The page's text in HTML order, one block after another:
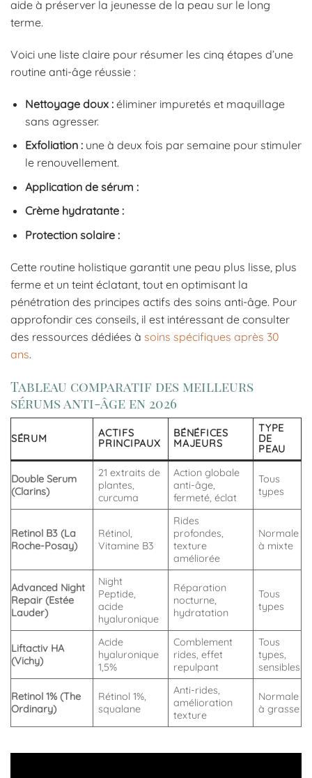
aide à préserver la jeunesse de la peau sur le long
terme.
Voici une liste claire pour résumer les cinq étapes d’une
routine anti-âge réussie :
Nettoyage doux :éliminer impuretés et maquillage
sans agresser.
Exfoliation :une à deux fois par semaine pour stimuler
le renouvellement.
Application de sérum :
Crème hydratante :
Protection solaire :
Cette routine holistique garantit une peau plus lisse, plus
ferme et un teint éclatant, tout en optimisant la
pénétration des principes actifs des soins anti-âge. Pour
approfondir ces conseils, il est intéressant de consulter
des ressources dédiées à soins spécifiques après 30
ans.
Tableau comparatif des meilleurs
sérums anti-âge en 2026
SÉRUM
ACTIFS
PRINCIPAUX
BÉNÉFICES
MAJEURS
TYPE
DE
PEAU
Double Serum
(Clarins)
21 extraits de
plantes,
curcuma
Action globale
anti-âge,
fermeté, éclat
Tous
types
Retinol B3 (La
Roche-Posay)
Rétinol,
Vitamine B3
Rides
profondes,
texture
améliorée
Normale
à mixte
Advanced Night
Repair (Estée
Lauder)
Night
Peptide,
acide
hyaluronique
Réparation
nocturne,
hydratation
Tous
types
Liftactiv HA
(Vichy)
Acide
hyaluronique
1,5%
Comblement
rides, effet
repulpant
Tous
types,
sensibles
Retinol 1% (The
Ordinary)
Rétinol 1%,
squalane
Anti-rides,
amélioration
texture
Normale
à grasse